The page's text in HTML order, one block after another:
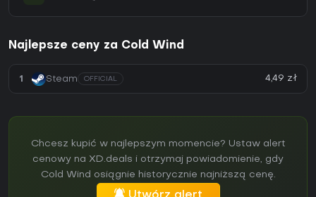
Najlepsze ceny za Cold Wind
1 Steam OFFICIAL 4,49 zł
Chcesz kupić w najlepszym momencie? Ustaw alert
cenowy na XD.deals i otrzymaj powiadomienie, gdy
Cold Wind osiągnie historycznie najniższą cenę.